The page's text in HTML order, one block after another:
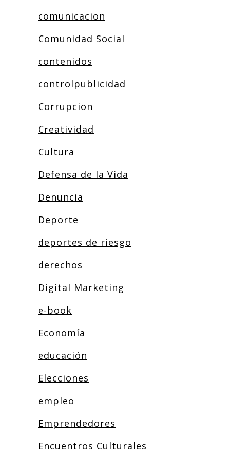
comunicacion
Comunidad Social
contenidos
controlpublicidad
Corrupcion
Creatividad
Cultura
Defensa de la Vida
Denuncia
Deporte
deportes de riesgo
derechos
Digital Marketing
e-book
Economía
educación
Elecciones
empleo
Emprendedores
Encuentros Culturales